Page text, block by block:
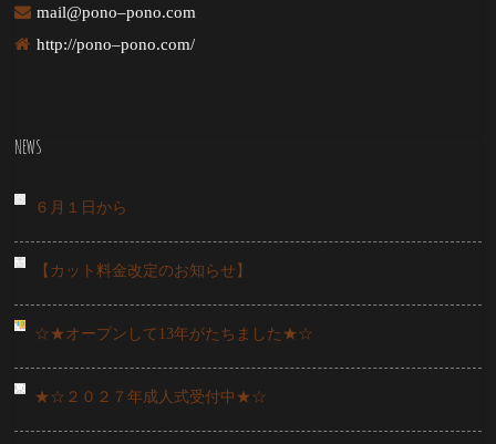
mail@pono–pono.com
http://pono–pono.com/
NEWS
６月１日から
【カット料金改定のお知らせ】
☆★オープンして13年がたちました★☆
★☆２０２７年成人式受付中★☆